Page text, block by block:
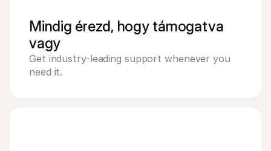
Mindig érezd, hogy támogatva
vagy
Get industry-leading support whenever you
need it.